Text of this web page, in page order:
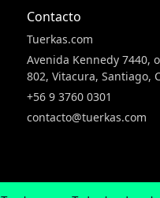
Contacto
Tuerkas.com
Avenida Kennedy 7440,
802, Vitacura, Santiago,
+56 9 3760 0301
contacto@tuerkas.com